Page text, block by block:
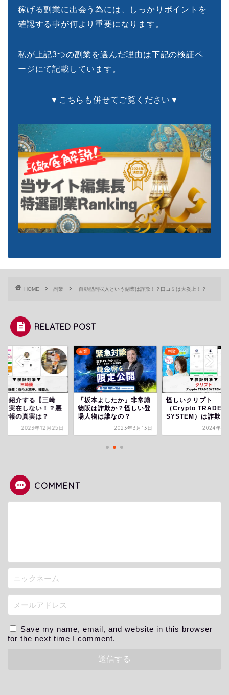
稼げる副業に出会う為には、しっかりポイントを
確認する事が何より重要になります。
私が上記3つの副業を選んだ理由は下記の検証ペ
ージにて記載しています。
▼こちらも併せてご覧ください▼
HOME 副業 自動型副収入という副業は詐欺！？口コミは大炎上！？
RELATED POST
を紹介する【三崎
は実在しない！？悪
情報の真実は？
2023年12月25日
副業
「坂本よしたか」非常識
物販は詐欺か？怪しい登
場人物は誰なの？
2023年3月13日
副業
怪しいクリプト
（Crypto TRADE
SYSTEM）は詐欺か
2024年6
COMMENT
Save my name, email, and website in this browser
for the next time I comment.